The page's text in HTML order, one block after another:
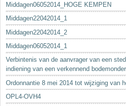
Middagen06052014_HOGE KEMPEN
Middagen22042014_1
Middagen22042014_2
Middagen06052014_1
Verbintenis van de aanvrager van een
indiening van een verkennend
Ordonnantie 8 mei 2014 tot wijziging van
OPL4-OVH4